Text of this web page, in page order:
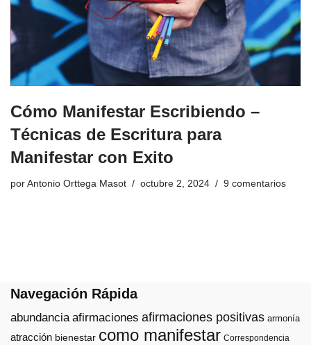
Cómo Manifestar Escribiendo –
Técnicas de Escritura para
Manifestar con Exito
por Antonio Orttega Masot octubre 2, 2024 9 comentarios
Navegación Rápida
abundancia afirmaciones afirmaciones positivas armonía
atracción bienestar como manifestar Correspondencia